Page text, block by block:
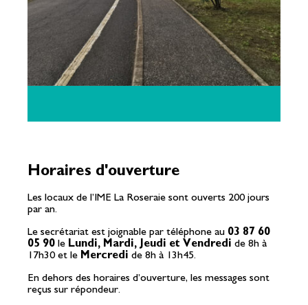
Horaires d'ouverture
Les locaux de l’IME La Roseraie sont ouverts 200 jours
par an.
Le secrétariat est joignable par téléphone au 03 87 60
05 90 le Lundi, Mardi, Jeudi et Vendredi de 8h à
17h30 et le Mercredi de 8h à 13h45.
En dehors des horaires d’ouverture, les messages sont
reçus sur répondeur.